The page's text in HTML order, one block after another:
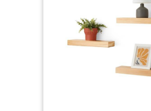
stable. De plus celle-ci est facile
suffit de nettoyer la surface avec
mouillé. MONTAGE RAPIDE : Installez
dès sa réception grâce au matériel
inclus. Il vous suffit de monter le
l'endroit désiré, d'y glisser l'étagère